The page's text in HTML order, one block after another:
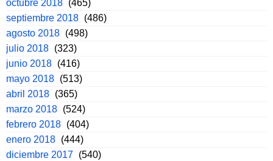
octubre 2018 (465)
septiembre 2018 (486)
agosto 2018 (498)
julio 2018 (323)
junio 2018 (416)
mayo 2018 (513)
abril 2018 (365)
marzo 2018 (524)
febrero 2018 (404)
enero 2018 (444)
diciembre 2017 (540)